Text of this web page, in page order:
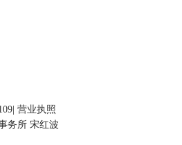
营业执照
务所 宋红波